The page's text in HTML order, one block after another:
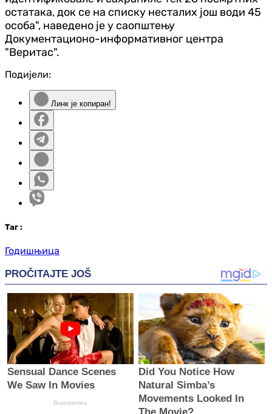
остатака, док се на списку несталих још води 45
особа", наведено је у саопштењу
Документационо-информативног центра
"Веритас".
Подијели:
Линк је копиран!
Таг :
Годишњица